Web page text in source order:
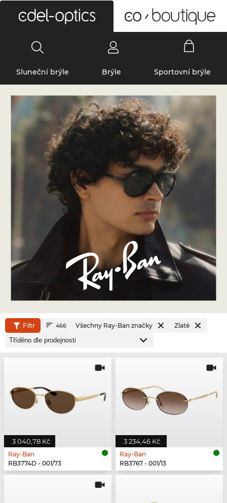
Sluneční brýle Brýle Sportovní brýle
Filtr 466 Všechny Ray-Ban značky Zlaté
3 040,78 Kč
Ray-Ban
RB3774D - 001/73
3 234,46 Kč
Ray-Ban
RB3767 - 001/13